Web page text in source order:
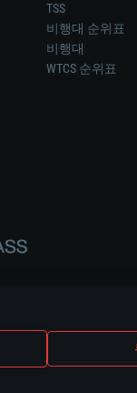
TSS
비행대 순위표
비행대
WTCS 순위표